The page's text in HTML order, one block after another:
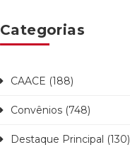
Categorias
CAACE (188)
Convênios (748)
Destaque Principal (130)